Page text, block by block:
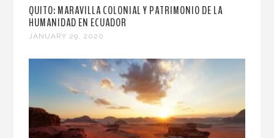
QUITO: MARAVILLA COLONIAL Y PATRIMONIO DE LA
HUMANIDAD EN ECUADOR
JANUARY 29, 2020